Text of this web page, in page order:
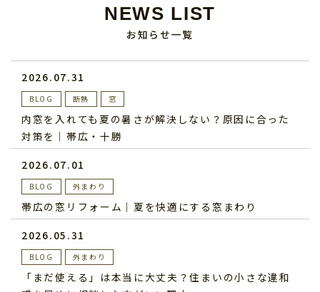
NEWS LIST
お知らせ一覧
2026.07.31
BLOG 断熱 窓
内窓を入れても夏の暑さが解決しない？原因に合った
対策を｜帯広・十勝
2026.07.01
BLOG 外まわり
帯広の窓リフォーム｜夏を快適にする窓まわり
2026.05.31
BLOG 外まわり
「まだ使える」は本当に大丈夫？住まいの小さな違和